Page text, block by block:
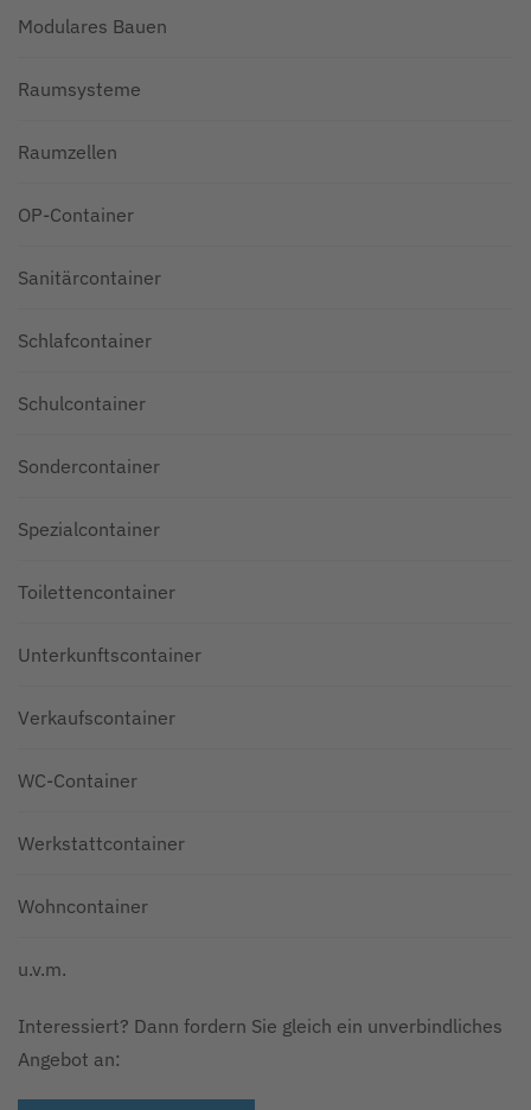
Modulares Bauen
Raumsysteme
Raumzellen
OP-Container
Sanitärcontainer
Schlafcontainer
Schulcontainer
Sondercontainer
Spezialcontainer
Toilettencontainer
Unterkunftscontainer
Verkaufscontainer
WC-Container
Werkstattcontainer
Wohncontainer
u.v.m.
Interessiert? Dann fordern Sie gleich ein unverbindliches
Angebot an: